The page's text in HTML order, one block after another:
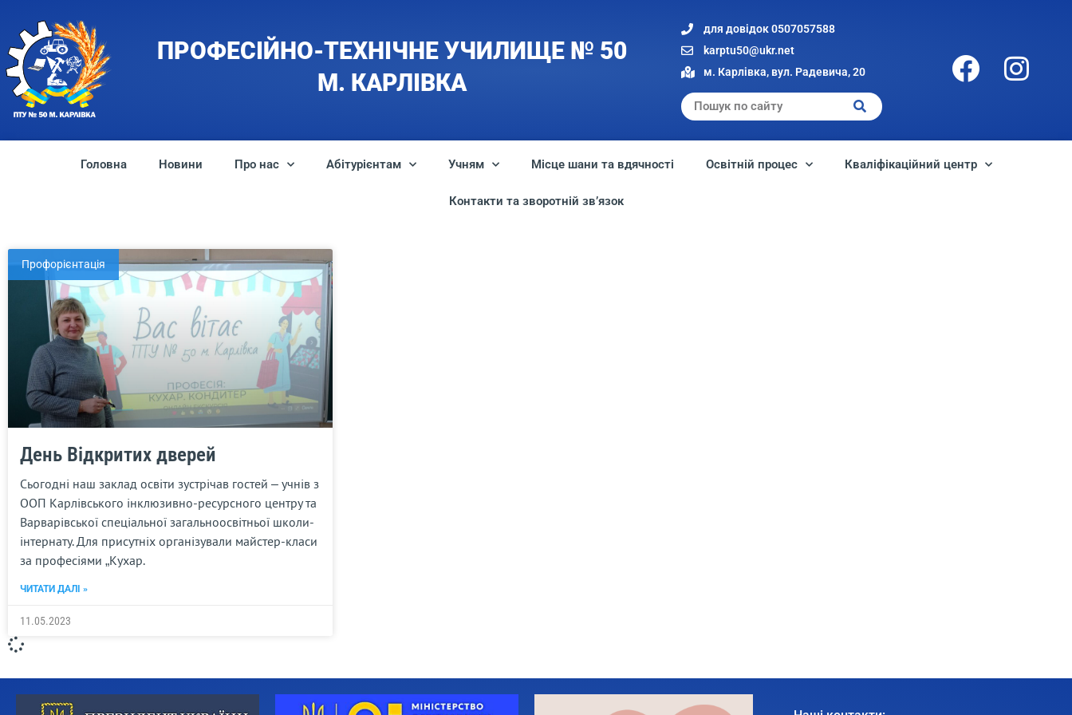
ПРОФЕСІЙНО-ТЕХНІЧНЕ УЧИЛИЩЕ № 50
М. КАРЛІВКА
для довідок 0507057588
karptu50@ukr.net
м. Карлівка, вул. Радевича, 20
Головна Новини Про нас Абітурієнтам Учням Місце шани та вдячності Освітній процес Кваліфікаційний центр
Контакти та зворотній зв’язок
Профорієнтація
День Відкритих дверей
Сьогодні наш заклад освіти зустрічав гостей – учнів з
ООП Карлівського інклюзивно-ресурсного центру та
Варварівської спеціальної загальноосвітньої школи-
інтернату. Для присутніх організували майстер-класи
за професіями „Кухар.
ЧИТАТИ ДАЛІ »
11.05.2023